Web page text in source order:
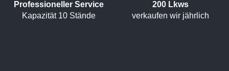
Professioneller Service
Kapazität 10 Stände
200 Lkws
verkaufen wir jährlich